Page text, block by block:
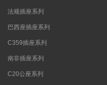
法规插座系列
巴西座插座系列
C359插座系列
南非插座系列
C20公座系列